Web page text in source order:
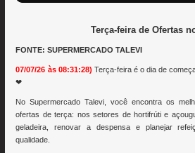
Terça-feira de Ofertas
FONTE: SUPERMERCADO TALEVI
07/07/26 às 08:31:28) Terça-feira é o dia de
❤
No Supermercado Talevi, você encontra os
ofertas de terça: nos setores de hortifrúti e
geladeira, renovar a despensa e planejar
qualidade.